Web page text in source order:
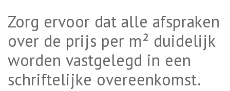
Zorg ervoor dat alle afspraken
over de prijs per m² duidelijk
worden vastgelegd in een
schriftelijke overeenkomst.